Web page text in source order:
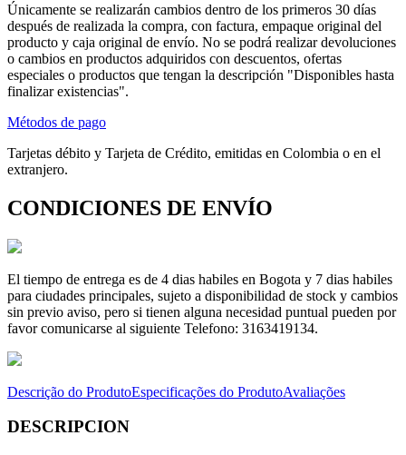
Únicamente se realizarán cambios dentro de los primeros 30 días
después de realizada la compra, con factura, empaque original del
producto y caja original de envío. No se podrá realizar devoluciones
o cambios en productos adquiridos con descuentos, ofertas
especiales o productos que tengan la descripción "Disponibles hasta
finalizar existencias".
Métodos de pago
Tarjetas débito y Tarjeta de Crédito, emitidas en Colombia o en el
extranjero.
CONDICIONES DE ENVÍO
El tiempo de entrega es de 4 dias habiles en Bogota y 7 dias habiles
para ciudades principales, sujeto a disponibilidad de stock y cambios
sin previo aviso, pero si tienen alguna necesidad puntual pueden por
favor comunicarse al siguiente Telefono: 3163419134.
Descrição do ProdutoEspecificações do ProdutoAvaliações
DESCRIPCION